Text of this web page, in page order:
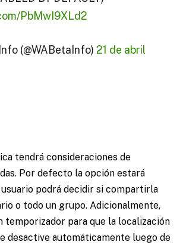
PbMwI9XLd2
(@WABetaInfo) 21 de abril
tendrá consideraciones de
Por defecto la opción estará
podrá decidir si compartirla
o todo un grupo. Adicionalmente,
temporizador para que la localización
desactive automáticamente luego de